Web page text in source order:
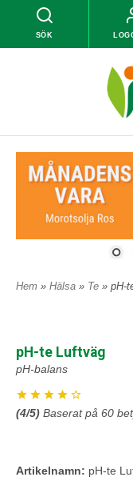
SÖK
Hem » Hälsa » Te » pH-
pH-te Luftväg
pH-balans
(4/5) Baserat på 60
Artikelnamn: pH-te